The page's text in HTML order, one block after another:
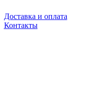
Доставка и оплата
Контакты